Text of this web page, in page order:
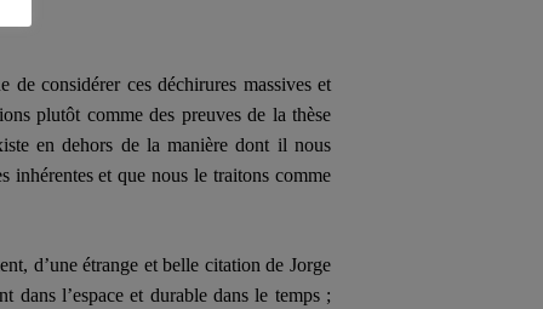
de considérer ces déchirures massives et
plutôt comme des preuves de la thèse
en dehors de la manière dont il nous
inhérentes et que nous le traitons comme
d’une étrange et belle citation de Jorge
dans l’espace et durable dans le temps ;